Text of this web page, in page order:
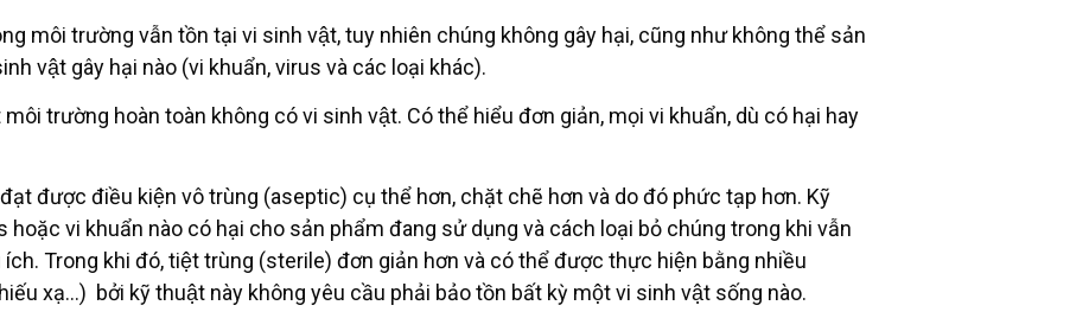
môi trường vẫn tồn tại vi sinh vật, tuy nhiên chúng không gây hại, cũng như không thể sản
vật gây hại nào (vi khuẩn, virus và các loại khác).
trường hoàn toàn không có vi sinh vật. Có thể hiểu đơn giản, mọi vi khuẩn, dù có hại hay
được điều kiện vô trùng (aseptic) cụ thể hơn, chặt chẽ hơn và do đó phức tạp hơn. Kỹ
hoặc vi khuẩn nào có hại cho sản phẩm đang sử dụng và cách loại bỏ chúng trong khi vẫn
Trong khi đó, tiệt trùng (sterile) đơn giản hơn và có thể được thực hiện bằng nhiều
xạ…) bởi kỹ thuật này không yêu cầu phải bảo tồn bất kỳ một vi sinh vật sống nào.